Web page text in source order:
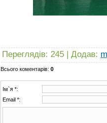
Переглядів: 245 Додав:
Всього коментарів: 0
Ім`я *:
Email *: